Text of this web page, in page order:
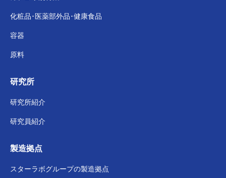
化粧品･医薬部外品･健康食品
容器
原料
研究所
研究所紹介
研究員紹介
製造拠点
スターラボグループの製造拠点